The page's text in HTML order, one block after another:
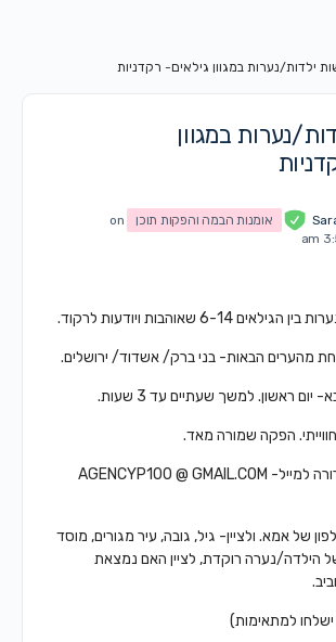
ילדות/נערות במגוון גילאים- רקדניות
נערות במגוון
אומנות הבמה והפקות תוכן
on
6-14 שאוהבות ויודעות לרקוד.
מהערים הבאות- בני ברק/ אשדוד/ ירושלים.
יום ראשון. למשך שעתיים עד 3 שעות.
הפקה שמורה מאד.
לשלוח תמונה ברורה למייל- AGENCYP100 @ GMAIL.COM
של אמא. ולציין- גיל, גובה, עיר מגורים, מוסד
הילדה/נערה רוקדת, לציין האם נמצאת
למתאימות)